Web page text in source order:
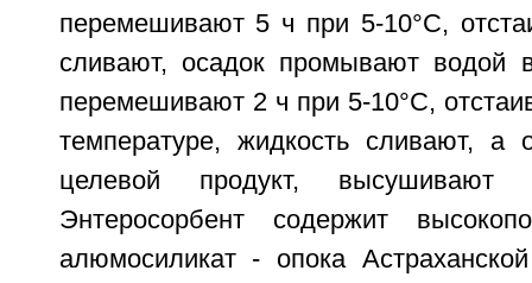
перемешивают 5 ч при 5-10°С,
сливают, осадок промывают водой
перемешивают 2 ч при 5-10°С,
температуре, жидкость сливают, а
целевой продукт,
Энтеросорбент содержит
алюмосиликат - опока